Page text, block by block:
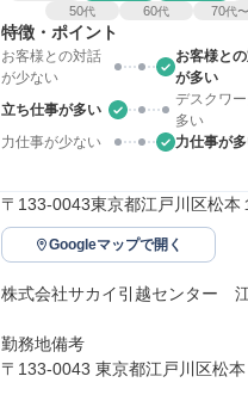
50代 60代 70代〜
特徴・ポイント
お客様との対話
が少ない
お客様と
が多い
立ち仕事が多い
デスクワ
多い
力仕事が少ない
力仕事が
〒133-0043東京都江戸川区松本
Googleマップで開く
株式会社サカイ引越センター　
勤務地備考
〒133-0043 東京都江戸川区松